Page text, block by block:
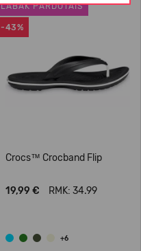
-43%
LABĀK PĀRDOTAIS
Crocs™ Crocband Flip
19,99 € RMK: 34.99
+6